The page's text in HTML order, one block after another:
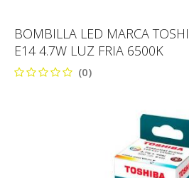
BOMBILLA LED MARCA
E14 4.7W LUZ FRIA 6500K
(0)